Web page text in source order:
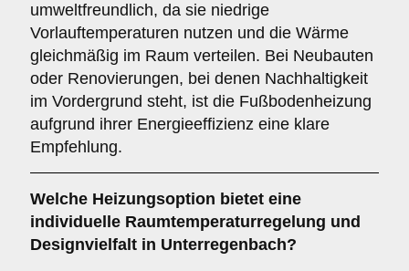
umweltfreundlich, da sie niedrige
Vorlauftemperaturen nutzen und die Wärme
gleichmäßig im Raum verteilen. Bei Neubauten
oder Renovierungen, bei denen Nachhaltigkeit
im Vordergrund steht, ist die Fußbodenheizung
aufgrund ihrer Energieeffizienz eine klare
Empfehlung.
Welche Heizungsoption bietet eine
individuelle Raumtemperaturregelung und
Designvielfalt in Unterregenbach?